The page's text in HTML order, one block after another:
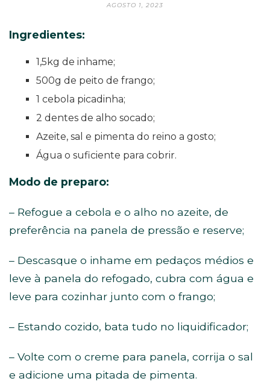
AGOSTO 1, 2023
Ingredientes:
1,5kg de inhame;
500g de peito de frango;
1 cebola picadinha;
2 dentes de alho socado;
Azeite, sal e pimenta do reino a gosto;
Água o suficiente para cobrir.
Modo de preparo:
– Refogue a cebola e o alho no azeite, de
preferência na panela de pressão e reserve;
– Descasque o inhame em pedaços médios e
leve à panela do refogado, cubra com água e
leve para cozinhar junto com o frango;
– Estando cozido, bata tudo no liquidificador;
– Volte com o creme para panela, corrija o sal
e adicione uma pitada de pimenta.